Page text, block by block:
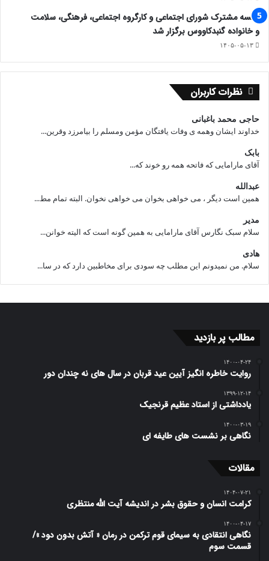
جلسه مشترک شورای اجتماعی و کارگروه اجتماعی، فرهنگی، سلامت
و خانواده گنبدکاووس برگزار شد
۱۴۰۵-۰۵-۱۳
نظرات کاربران
حاجی محمد باغبانی
خداوند ایشان وهمه ی وفات یافتگان مؤمن ومسلم را بیامرزد وقرین...
بابک
آقای مارامایی که فاتحه همه رو خوند که...
عبدالله
همین است دیگر ، می خواهی بخوان می خواهی نخوان. البته تمام مط...
مدیر
سلام سبک نگارس آقای مارامایی به همین گونه است که الیته خوانن...
هادی
سلام. من نمیدونم این مطلب چه سودی برای مخاطبین دارد که در سا...
مطالب پر بازدید
۱۴۰۰-۰۴-۲۴
روایت خاطره انگیز آیین عید قربان در سال های نه چندان دور
۱۳۹۹-۱۲-۱۴
یادداشتی از استاد عظیم قرنجیک
۱۴۰۰-۰۳-۱۹
نگاهی بر نشست های طایفه ای
مقالات
۱۴۰۴-۰۷-۲۱
کرامت انسان و حقوق بشر در اندیشه آیت الله منتظری
۱۴۰۰-۰۴-۱۷
نگاهی انتقادی به سیمای قوم ترکمن در رمان « آتش بدون دود »/
قسمت سوم